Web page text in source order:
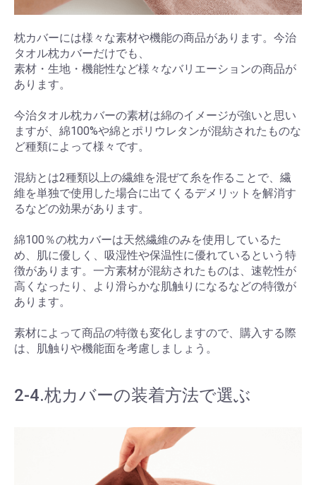
枕カバーには様々な素材や機能の商品があります。今治
タオル枕カバーだけでも、
素材・生地・機能性など様々なバリエーションの商品が
あります。
今治タオル枕カバーの素材は綿のイメージが強いと思い
ますが、綿100%や綿とポリウレタンが混紡されたものな
ど種類によって様々です。
混紡とは2種類以上の繊維を混ぜて糸を作ることで、繊
維を単独で使用した場合に出てくるデメリットを解消す
るなどの効果があります。
綿100％の枕カバーは天然繊維のみを使用しているた
め、肌に優しく、吸湿性や保温性に優れているという特
徴があります。一方素材が混紡されたものは、速乾性が
高くなったり、より滑らかな肌触りになるなどの特徴が
あります。
素材によって商品の特徴も変化しますので、購入する際
は、肌触りや機能面を考慮しましょう。
2-4.枕カバーの装着方法で選ぶ